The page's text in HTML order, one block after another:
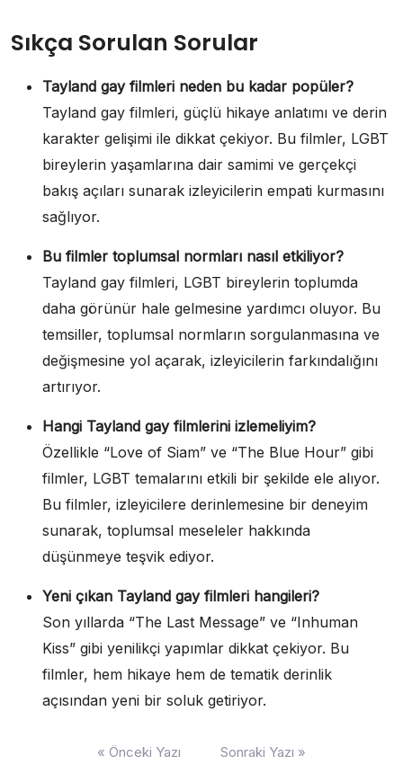
Sıkça Sorulan Sorular
Tayland gay filmleri neden bu kadar popüler?
Tayland gay filmleri, güçlü hikaye anlatımı ve derin
karakter gelişimi ile dikkat çekiyor. Bu filmler, LGBT
bireylerin yaşamlarına dair samimi ve gerçekçi
bakış açıları sunarak izleyicilerin empati kurmasını
sağlıyor.
Bu filmler toplumsal normları nasıl etkiliyor?
Tayland gay filmleri, LGBT bireylerin toplumda
daha görünür hale gelmesine yardımcı oluyor. Bu
temsiller, toplumsal normların sorgulanmasına ve
değişmesine yol açarak, izleyicilerin farkındalığını
artırıyor.
Hangi Tayland gay filmlerini izlemeliyim?
Özellikle “Love of Siam” ve “The Blue Hour” gibi
filmler, LGBT temalarını etkili bir şekilde ele alıyor.
Bu filmler, izleyicilere derinlemesine bir deneyim
sunarak, toplumsal meseleler hakkında
düşünmeye teşvik ediyor.
Yeni çıkan Tayland gay filmleri hangileri?
Son yıllarda “The Last Message” ve “Inhuman
Kiss” gibi yenilikçi yapımlar dikkat çekiyor. Bu
filmler, hem hikaye hem de tematik derinlik
açısından yeni bir soluk getiriyor.
« Önceki Yazı Sonraki Yazı »